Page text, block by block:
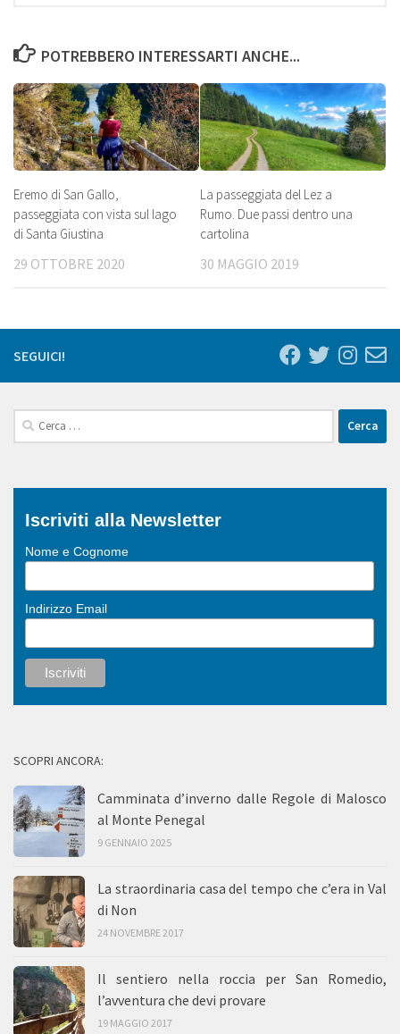
POTREBBERO INTERESSARTI ANCHE...
Eremo di San Gallo,
passeggiata con vista sul lago
di Santa Giustina
29 OTTOBRE 2020
La passeggiata del Lez a
Rumo. Due passi dentro una
cartolina
30 MAGGIO 2019
SEGUICI!
Ricerca
per:
Iscriviti alla Newsletter
Nome e Cognome
Indirizzo Email
SCOPRI ANCORA:
Camminata d’inverno dalle Regole di Malosco
al Monte Penegal
9 GENNAIO 2025
La straordinaria casa del tempo che c’era in Val
di Non
24 NOVEMBRE 2017
Il sentiero nella roccia per San Romedio,
l’avventura che devi provare
19 MAGGIO 2017